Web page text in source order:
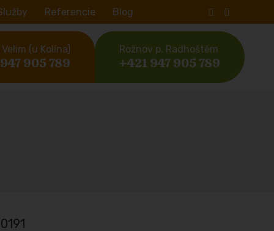
Referencie Blog
Velim (u Kolína)
905 789
Rožnov p. Radhoštěm
+421 947 905 789